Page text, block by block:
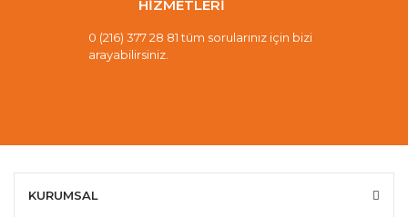
HİZMETLERİ
0 (216) 377 28 81 tüm sorularınız için bizi
arayabilirsiniz.
KURUMSAL